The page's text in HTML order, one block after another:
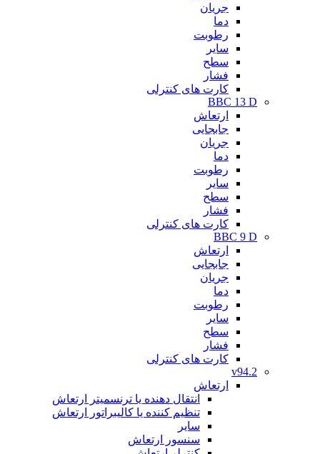
جریان
دما
رطوبت
سایر
سطح
فشار
کارت های کنترلی
BBC 13 D
ارتعاش
جابجایی
جریان
دما
رطوبت
سایر
سطح
فشار
کارت های کنترلی
BBC 9 D
ارتعاش
جابجایی
جریان
دما
رطوبت
سایر
سطح
فشار
کارت های کنترلی
v94.2
ارتعاش
انتقال دهنده یا ترنسمیتر ارتعاش
تنظیم کننده یا کالیبراتور ارتعاش
سایر
سنسور ارتعاش